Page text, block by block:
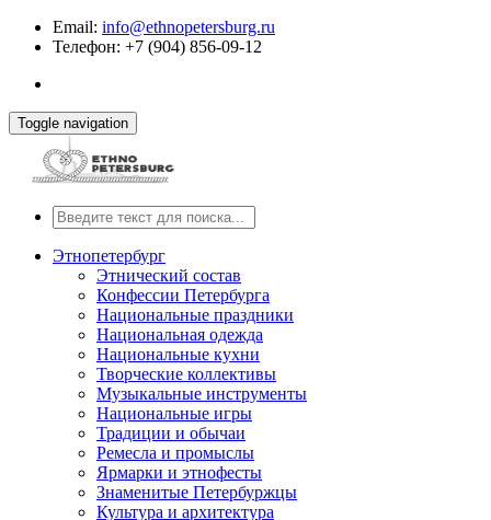
Email: info@ethnopetersburg.ru
Телефон: +7 (904) 856-09-12
Toggle navigation
Этнопетербург
Этнический состав
Конфессии Петербурга
Национальные праздники
Национальная одежда
Национальные кухни
Творческие коллективы
Музыкальные инструменты
Национальные игры
Традиции и обычаи
Ремесла и промыслы
Ярмарки и этнофесты
Знаменитые Петербуржцы
Культура и архитектура